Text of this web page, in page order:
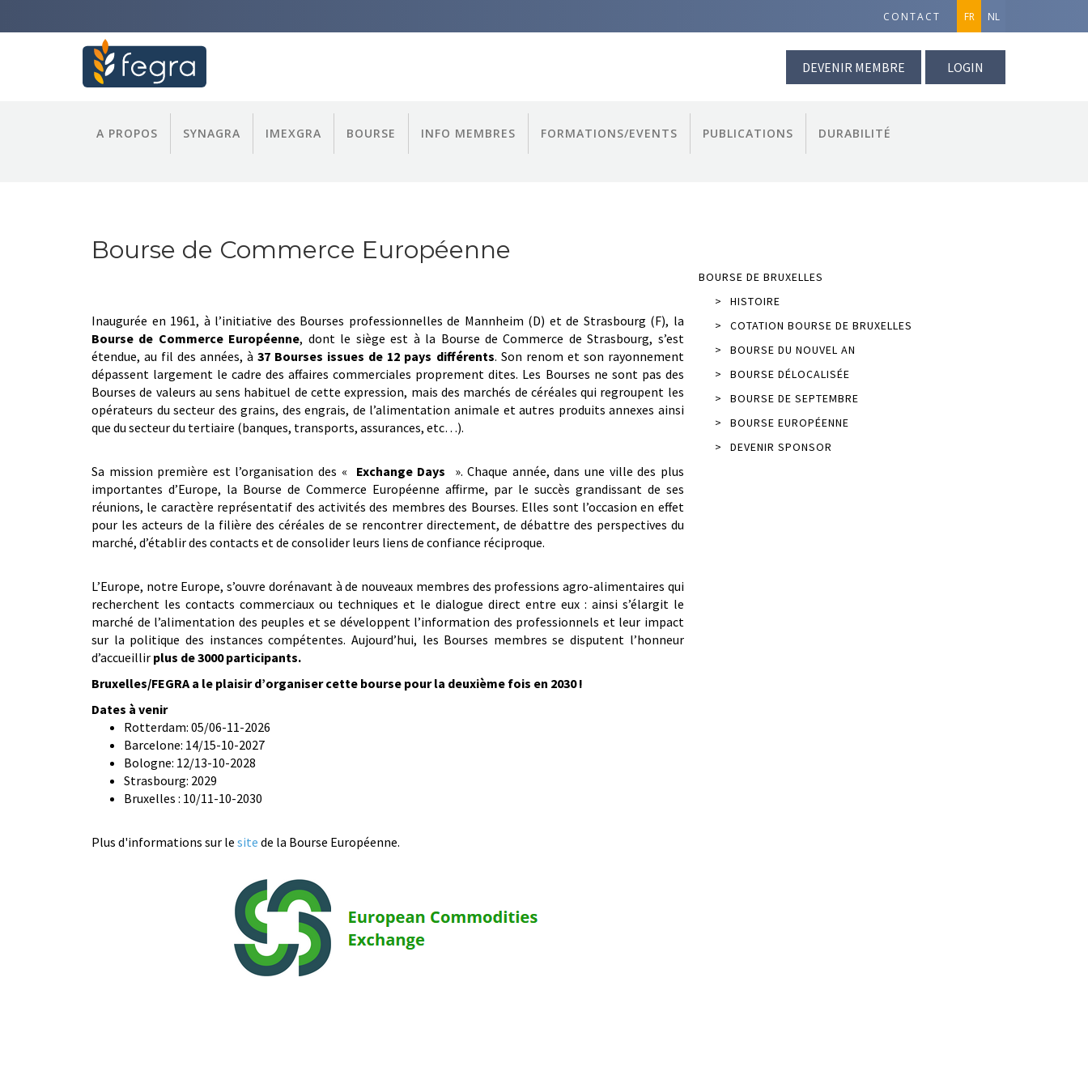
CONTACT FR NL
DEVENIR MEMBRE LOGIN
A PROPOS SYNAGRA IMEXGRA BOURSE INFO MEMBRES FORMATIONS/EVENTS PUBLICATIONS DURABILITÉ
Bourse de Commerce Européenne
Inaugurée en 1961, à l’initiative des Bourses professionnelles de Mannheim (D) et de Strasbourg (F), la
Bourse de Commerce Européenne, dont le siège est à la Bourse de Commerce de Strasbourg, s’est
étendue, au fil des années, à37 Bourses issues de 12 pays différents. Son renom et son rayonnement
dépassent largement le cadre des affaires commerciales proprement dites. Les Bourses ne sont pas des
Bourses de valeurs au sens habituel de cette expression, mais des marchés de céréales qui regroupent les
opérateurs du secteur des grains, des engrais, de l’alimentation animale et autres produits annexes ainsi
que du secteur du tertiaire (banques, transports, assurances, etc…).
Sa mission première est l’organisation des « Exchange Days ». Chaque année, dans une ville des plus
importantes d’Europe, la Bourse de Commerce Européenne affirme, par le succès grandissant de ses
réunions, le caractère représentatif des activités des membres des Bourses. Elles sont l’occasion en effet
pour les acteurs de la filière des céréales de se rencontrer directement, de débattre des perspectives du
marché, d’établir des contacts et de consolider leurs liens de confiance réciproque.
L’Europe, notre Europe, s’ouvre dorénavant à de nouveaux membres des professions agro-alimentaires qui
recherchent les contacts commerciaux ou techniques et le dialogue direct entre eux : ainsi s’élargit le
marché de l’alimentation des peuples et se développent l’information des professionnels et leur impact
sur la politique des instances compétentes. Aujourd’hui, les Bourses membres se disputent l’honneur
d’accueillir plus de 3000 participants.
Bruxelles/FEGRA a le plaisir d’organiser cette bourse pour la deuxième fois en 2030 !
Dates à venir
Rotterdam: 05/06-11-2026
Barcelone: 14/15-10-2027
Bologne: 12/13-10-2028
Strasbourg: 2029
Bruxelles : 10/11-10-2030
Plus d'informations sur le site de la Bourse Européenne.
BOURSE DE BRUXELLES
>
HISTOIRE
>
COTATION BOURSE DE BRUXELLES
>
BOURSE DU NOUVEL AN
>
BOURSE DÉLOCALISÉE
>
BOURSE DE SEPTEMBRE
>
BOURSE EUROPÉENNE
>
DEVENIR SPONSOR